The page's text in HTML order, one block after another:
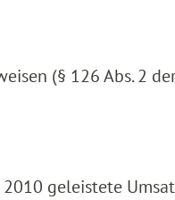
(§ 126 Abs. 2
geleistete